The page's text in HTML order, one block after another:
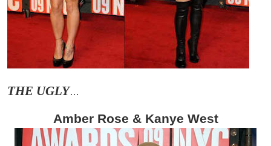
THE UGLY…
Amber Rose & Kanye West